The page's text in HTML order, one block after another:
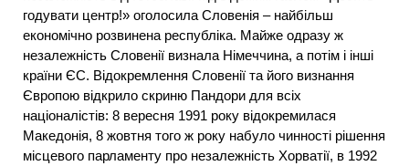
годувати центр!» оголосила Словенія – найбільш
економічно розвинена республіка. Майже одразу ж
незалежність Словенії визнала Німеччина, а потім і інші
країни ЄС. Відокремлення Словенії та його визнання
Європою відкрило скриню Пандори для всіх
націоналістів: 8 вересня 1991 року відокремилася
Македонія, 8 жовтня того ж року набуло чинності рішення
місцевого парламенту про незалежність Хорватії, в 1992